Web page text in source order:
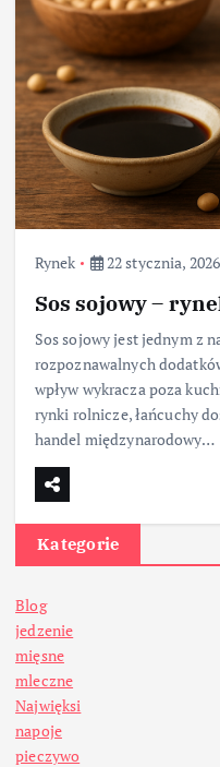
Rynek 22 stycznia, 2026
Sos sojowy –
Sos sojowy jest jednym z
rozpoznawalnych
wpływ wykracza poza
rynki rolnicze, łańcuchy
handel międzynarodowy…
Kategorie
Blog
jedzenie
mięsne
mleczne
Najwięksi
napoje
pieczywo